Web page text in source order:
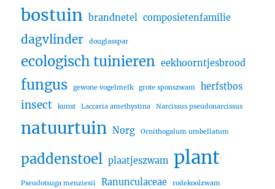
bostuin brandnetel composietenfamilie
dagvlinder douglasspar
ecologisch tuinieren eekhoorntjesbrood
fungus gewone vogelmelk grote sponszwam herfstbos
insect kunst Laccaria amethystina Narcissus pseudonarcissus
natuurtuin Norg Ornithogalum umbellatum
paddenstoel plaatjeszwam plant
Pseudotsuga menziesii Ranunculaceae rodekoolzwam